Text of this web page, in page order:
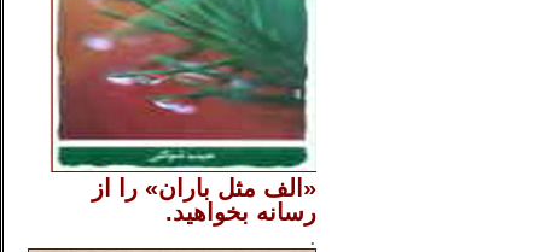
«الف مثل باران» را از
رسانه بخواهید.
.